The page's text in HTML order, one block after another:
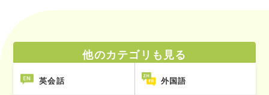
他のカテゴリも見る
英会話 外国語